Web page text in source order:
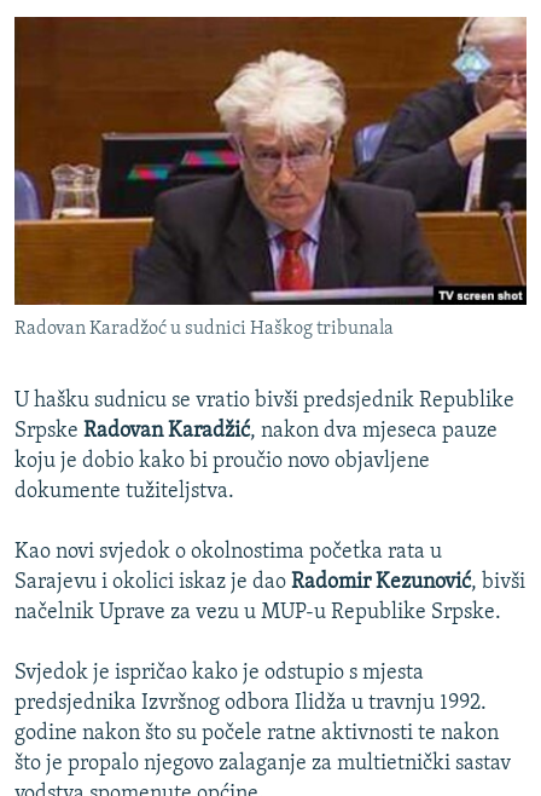
DNEVNO@RSE
SPECIJALI RSE
VIŠE OD NASLOVA
GENOCID U SREBRENICI
POPLAVE I KLIZIŠTA U BIH 2024.
POST SCRIPTUM
MOJA EVROPA
SVE KARTE DEJTONA
NASTANAK I RASPAD JUGOSLAVIJE
Sve RFE/RL stranice
Radovan Karadžoć u sudnici Haškog tribunala
U hašku sudnicu se vratio bivši predsjednik Republike
Srpske Radovan Karadžić, nakon dva mjeseca pauze
koju je dobio kako bi proučio novo objavljene
dokumente tužiteljstva.
Kao novi svjedok o okolnostima početka rata u
Sarajevu i okolici iskaz je dao Radomir Kezunović, bivši
načelnik Uprave za vezu u MUP-u Republike Srpske.
Svjedok je ispričao kako je odstupio s mjesta
predsjednika Izvršnog odbora Ilidža u travnju 1992.
godine nakon što su počele ratne aktivnosti te nakon
što je propalo njegovo zalaganje za multietnički sastav